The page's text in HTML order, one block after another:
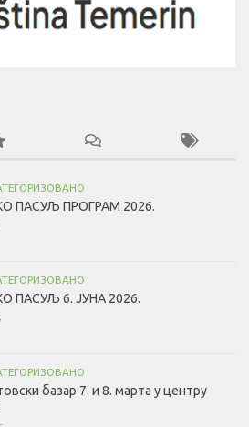
ПАСУЉ ПРОГРАМ 2026.
ПАСУЉ 6. ЈУНА 2026.
базар 7. и 8. марта у центру